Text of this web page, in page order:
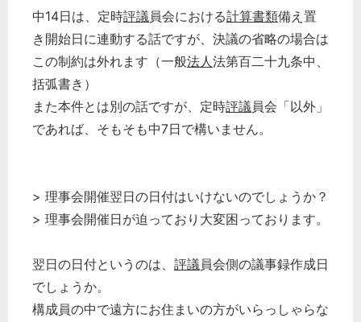
中14日は、定時評議員会における計算書類備え置
き開始日に連動する話ですが、決議の省略の場合は
この制約は外れます（一般法人法第百二十九条中、
括弧書き）
また本件とは別の話ですが、定時評議員会「以外」
であれば、そもそも中7日で構いません。
> 理事会開催翌日の日付はいけないのでしょうか？
> 理事会開催日が迫っており大変困っております。
翌日の日付というのは、 評議員会側の議事録作成日
でしょうか。
構成員の中で遠方にお住まいの方がいらっしゃらな